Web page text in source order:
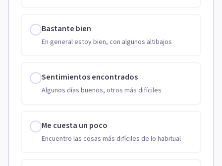
Bastante bien
En general estoy bien, con algunos altibajos
Sentimientos encontrados
Algunos días buenos, otros más difíciles
Me cuesta un poco
Encuentro las cosas más difíciles de lo habitual